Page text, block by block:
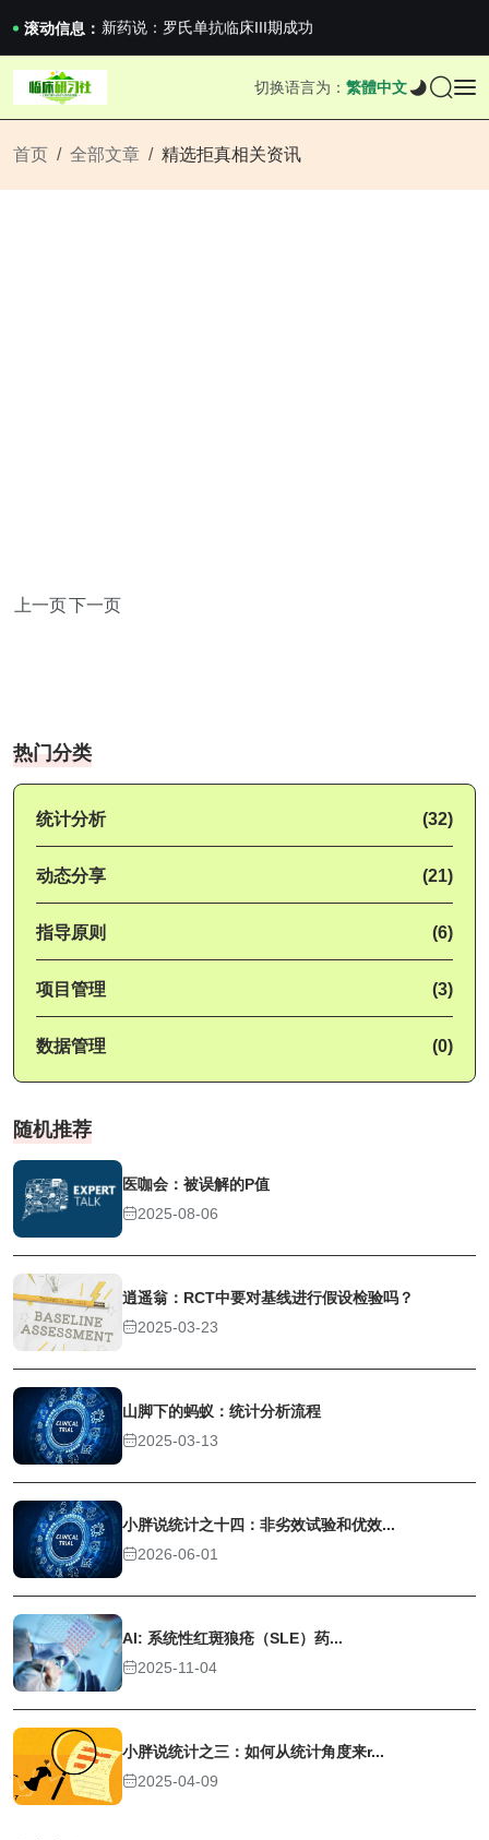
滚动信息： 新药说：罗氏单抗临床III期成功
新药说：哈佛大学：生男生女不是随机的，这样的...
国家药监局关于适用《E6（R3）：药物临床试...
沪上临研人：著名Global临床CRO在我国...
新药说：哈佛大学：生男生女不是随机的，这样的...
切换语言为： 繁體中文
首页 全部文章 精选拒真相关资讯
上一页下一页
热门分类
统计分析 (32)
动态分享 (21)
指导原则 (6)
项目管理 (3)
数据管理 (0)
随机推荐
医咖会：被误解的P值
2025-08-06
逍遥翁：RCT中要对基线进行假设检验吗？
2025-03-23
山脚下的蚂蚁：统计分析流程
2025-03-13
小胖说统计之十四：非劣效试验和优效...
2026-06-01
AI: 系统性红斑狼疮（SLE）药...
2025-11-04
小胖说统计之三：如何从统计角度来r...
2025-04-09